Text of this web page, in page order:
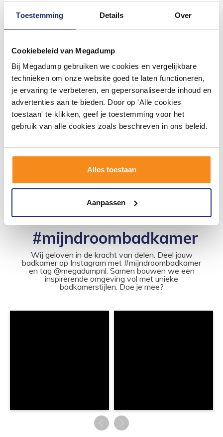
Toestemming Details Over
Cookiebeleid van Megadump
Bij Megadump gebruiken we cookies en vergelijkbare
technieken om onze website goed te laten functioneren,
je ervaring te verbeteren, en gepersonaliseerde inhoud en
advertenties aan te bieden. Door op 'Alle cookies
toestaan' te klikken, geef je toestemming voor het
gebruik van alle cookies zoals beschreven in ons beleid.
Alles toestaan
Aanpassen
Badkamer Ventilator Cata
E-150 GT Axial Timer 150
2 - 3 Weken
180,00
149,00
Meer info
Badkamer Ventilator Cata
E-120 GT Axial Timer 120
2 - 3 Weken
125,00
Meer info
#mijndroombadkamer
Wij geloven in de kracht van delen. Deel jouw
badkamer op Instagram met #mijndroombadkamer
en tag @megadumpnl. Samen bouwen we een
inspirerende omgeving vol met unieke
badkamerstijlen. Doe je mee?